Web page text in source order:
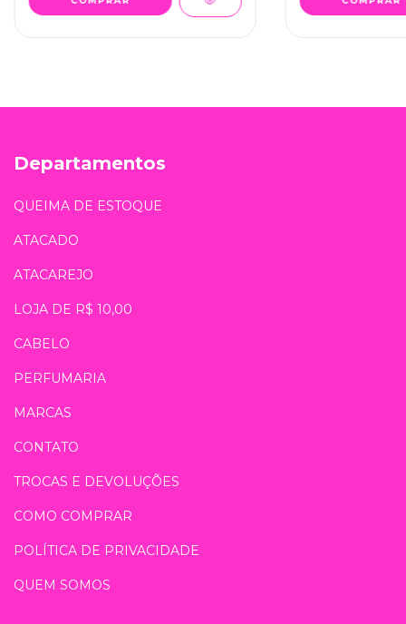
Departamentos
QUEIMA DE ESTOQUE
ATACADO
ATACAREJO
LOJA DE R$ 10,00
CABELO
PERFUMARIA
MARCAS
CONTATO
TROCAS E DEVOLUÇÕES
COMO COMPRAR
POLÍTICA DE PRIVACIDADE
QUEM SOMOS